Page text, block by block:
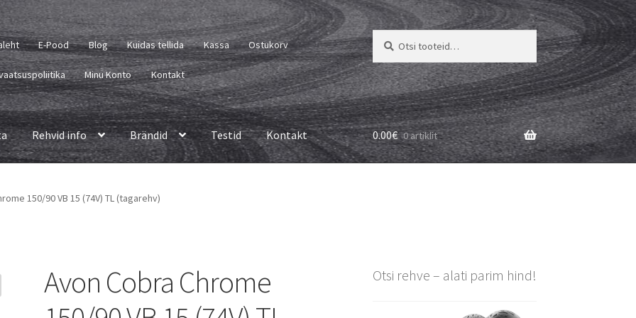
E-Pood Blog Kuidas tellida Kassa Ostukorv
Minu Konto Kontakt
Otsi:
Otsi
Rehvid info Brändid Testid Kontakt 0.00€ 0 artiklit
150/90 VB 15 (74V) TL (tagarehv)
Avon Cobra Chrome
Otsi rehve – alati parim hind!